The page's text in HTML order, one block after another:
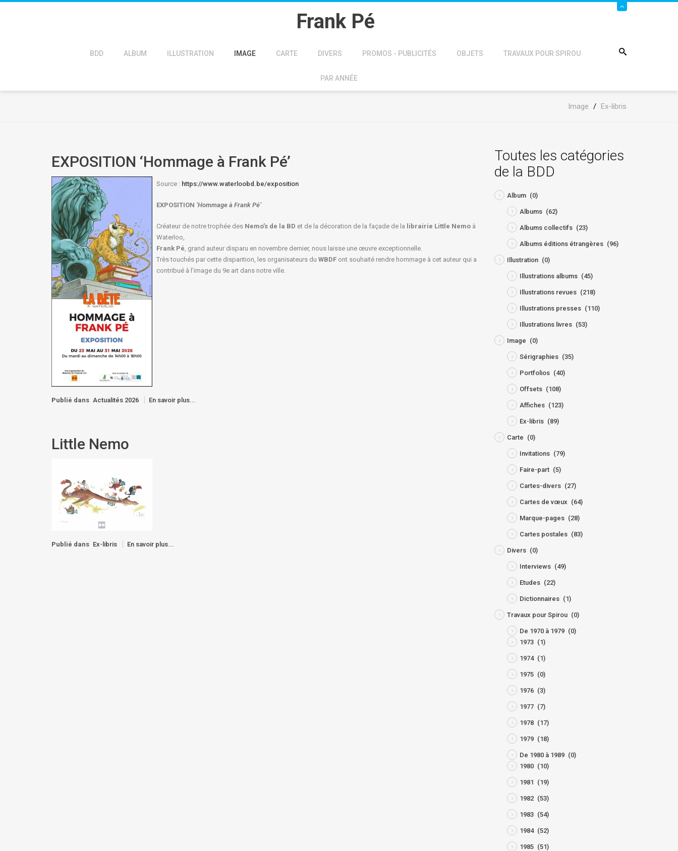
Frank Pé
BDD ALBUM ILLUSTRATION IMAGE CARTE DIVERS PROMOS - PUBLICITÉS OBJETS TRAVAUX POUR SPIROU
PAR ANNÉE
Image / Ex-libris
EXPOSITION ‘Hommage à Frank Pé’
Source : https://www.waterloobd.be/exposition
EXPOSITION ‘Hommage à Frank Pé’
Créateur de notre trophée des Nemo’s de la BD et de la décoration de la façade de la librairie Little Nemo à
Waterloo,
Frank Pé, grand auteur disparu en novembre dernier, nous laisse une œuvre exceptionnelle.
Très touchés par cette disparition, les organisateurs du WBDF ont souhaité rendre hommage à cet auteur qui a
contribué à l’image du 9e art dans notre ville.
Publié dans Actualités 2026 En savoir plus...
Little Nemo
Publié dans Ex-libris En savoir plus...
Toutes les catégories
de la BDD
Album (0)
Albums (62)
Albums collectifs (23)
Albums éditions étrangères (96)
Illustration (0)
Illustrations albums (45)
Illustrations revues (218)
Illustrations presses (110)
Illustrations livres (53)
Image (0)
Sérigraphies (35)
Portfolios (40)
Offsets (108)
Affiches (123)
Ex-libris (89)
Carte (0)
Invitations (79)
Faire-part (5)
Cartes-divers (27)
Cartes de vœux (64)
Marque-pages (28)
Cartes postales (83)
Divers (0)
Interviews (49)
Etudes (22)
Dictionnaires (1)
Travaux pour Spirou (0)
De 1970 à 1979 (0)
1973 (1)
1974 (1)
1975 (0)
1976 (3)
1977 (7)
1978 (17)
1979 (18)
De 1980 à 1989 (0)
1980 (10)
1981 (19)
1982 (53)
1983 (54)
1984 (52)
1985 (51)